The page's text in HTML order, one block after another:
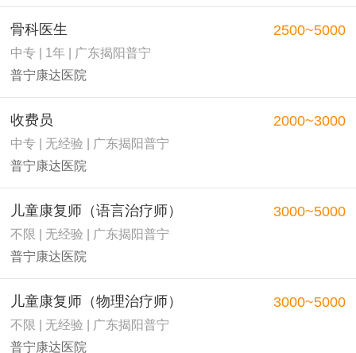
骨科医生
中专 | 1年 | 广东揭阳普宁
普宁康达医院
2500~5000
收费员
中专 | 无经验 | 广东揭阳普宁
普宁康达医院
2000~3000
儿童康复师（语言治疗师）
不限 | 无经验 | 广东揭阳普宁
普宁康达医院
3000~5000
儿童康复师（物理治疗师）
不限 | 无经验 | 广东揭阳普宁
普宁康达医院
3000~5000